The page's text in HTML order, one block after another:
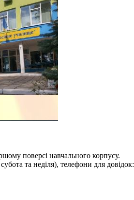
поверсі навчального корпусу.
та неділя), телефони для довідок: